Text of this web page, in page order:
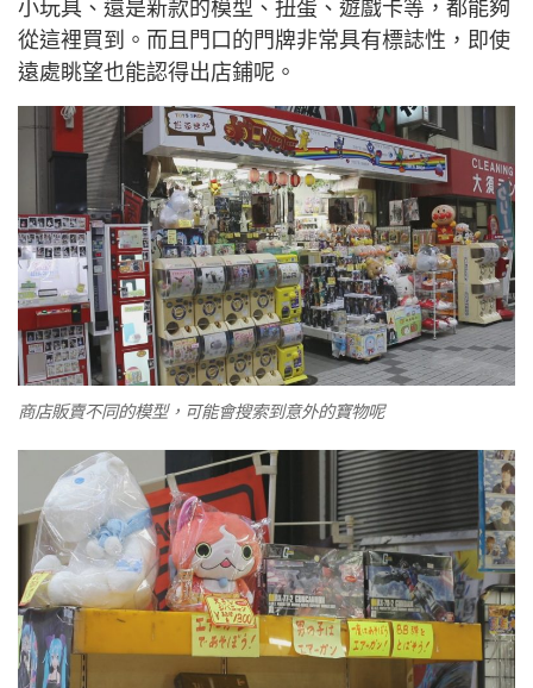
小玩具、還是新款的模型、扭蛋、遊戲卡等，都能夠
從這裡買到。而且門口的門牌非常具有標誌性，即使
遠處眺望也能認得出店鋪呢。
商店販賣不同的模型，可能會搜索到意外的寶物呢